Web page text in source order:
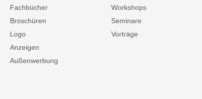
Fachbücher
Broschüren
Logo
Anzeigen
Außenwerbung
Workshops
Seminare
Vorträge